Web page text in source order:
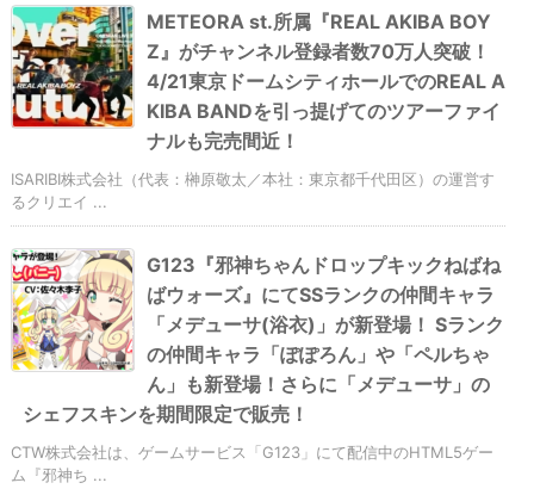
METEORA st.所属『REAL AKIBA BOY
Z』がチャンネル登録者数70万人突破！
4/21東京ドームシティホールでのREAL A
KIBA BANDを引っ提げてのツアーファイ
ナルも完売間近！
ISARIBI株式会社（代表：榊原敬太／本社：東京都千代田区）の運営す
るクリエイ ...
G123『邪神ちゃんドロップキックねばね
ばウォーズ』にてSSランクの仲間キャラ
「メデューサ(浴衣)」が新登場！ Sランク
の仲間キャラ「ぽぽろん」や「ペルちゃ
ん」も新登場！さらに「メデューサ」の
シェフスキンを期間限定で販売！
CTW株式会社は、ゲームサービス「G123」にて配信中のHTML5ゲー
ム『邪神ち ...